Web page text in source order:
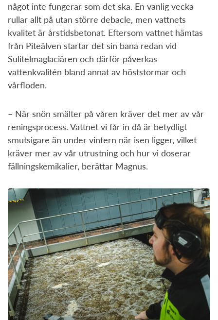
något inte fungerar som det ska. En vanlig vecka
rullar allt på utan större debacle, men vattnets
kvalitet är årstidsbetonat. Eftersom vattnet hämtas
från Piteälven startar det sin bana redan vid
Sulitelmaglaciären och därför påverkas
vattenkvalitén bland annat av höststormar och
vårfloden.
– När snön smälter på våren kräver det mer av vår
reningsprocess. Vattnet vi får in då är betydligt
smutsigare än under vintern när isen ligger, vilket
kräver mer av vår utrustning och hur vi doserar
fällningskemikalier, berättar Magnus.